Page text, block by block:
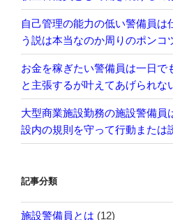
自己管理の能力の低い警備員は
う説は本当なのか周りのポンコ
お金を稼ぎたい警備員は一日で
と主張するが叶えてあげられな
大型商業施設勤務の施設警備員
設内の規則を守って行動または
記事分類
施設警備員とは (12)